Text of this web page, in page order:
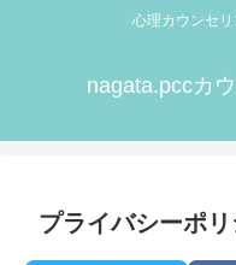
心理カウンセリ
nagata.pccカ
プライバシーポ